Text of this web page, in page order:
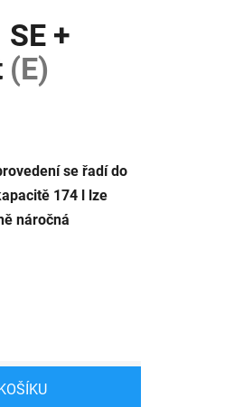
+
(E)
se řadí do
174 l lze
náročná